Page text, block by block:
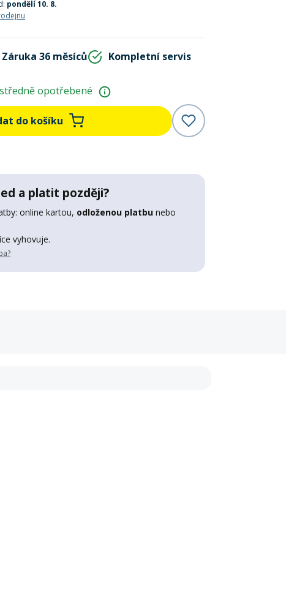
pondělí 10. 8.
Záruka 36 měsíců Kompletní servis
opotřebené
do košíku
a platit později?
online kartou, odloženou platbu nebo
vyhovuje.